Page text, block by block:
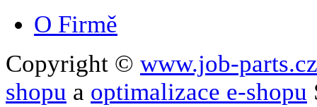
O Firmě
Copyright © www.job-parts.cz
shopu a optimalizace e-shopu